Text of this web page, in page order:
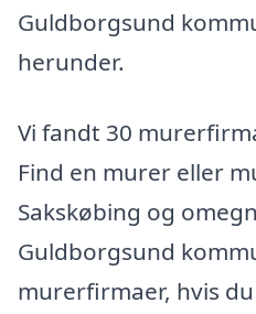
Guldborgsund
herunder.
Vi fandt 30
Find en murer eller
Sakskøbing og
Guldborgsund
murerfirmaer, hvis